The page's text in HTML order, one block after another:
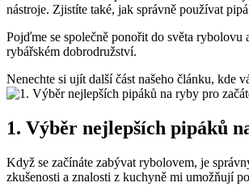
nástroje. Zjistíte také, jak správně používat
Pojďme ‌se​ společně ponořit⁣ do světa
rybářském dobrodružství.
Nenechte si ujít ‌další část našeho článku, kde‍
1. Výběr nejlepších pipáků
Když se začínáte zabývat rybolovem, je
zkušenosti a znalosti​ z kuchyně mi umožňují